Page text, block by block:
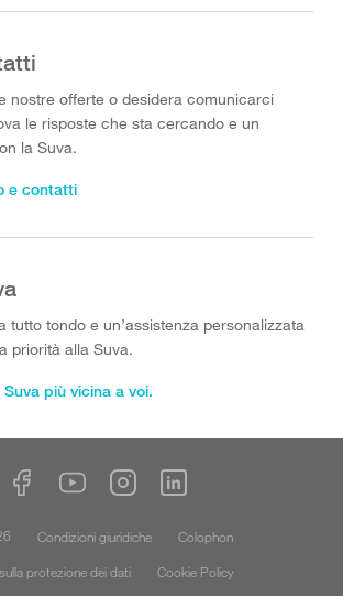
nostre offerte o desidera comunicarci
le risposte che sta cercando e un
la Suva.
e contatti
tutto tondo e un’assistenza personalizzata
priorità alla Suva.
Suva più vicina a voi.
Condizioni giuridiche
Colophon
protezione dei dati
Cookie Policy